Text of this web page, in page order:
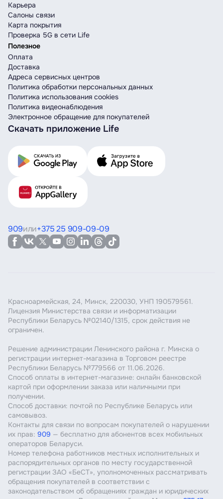
Карьера
Салоны связи
Карта покрытия
Проверка 5G в сети Life
Полезное
Оплата
Доставка
Адреса сервисных центров
Политика обработки персональных данных
Политика использования cookies
Политика видеонаблюдения
Электронное обращение для покупателей
Скачать приложение Life
909или+375 25 909-09-09
Красноармейская, 24, Минск, 220030, УНП 190579561.
Лицензия Министерства связи и информатизации
Республики Беларусь №02140/1315, срок действия не
ограничен.
Решение администрации Ленинского района г. Минска о
регистрации интернет-магазина в Торговом реестре
Республики Беларусь №779566 от 11.06.2026.
Способ оплаты в интернет-магазине: онлайн банковской
картой при оформлении заказа или наличными при
получении.
Способ доставки: почтой по Республике Беларусь или
самовывоз.
Контакты для связи по вопросам покупателей о нарушении
их прав: 909 — бесплатно для абонентов всех мобильных
операторов Беларуси.
Номер телефона работников местных исполнительных и
распорядительных органов по месту государственной
регистрации ЗАО «БеСТ», уполномоченных рассматривать
обращения покупателей в соответствии с
законодательством об обращениях граждан и юридических